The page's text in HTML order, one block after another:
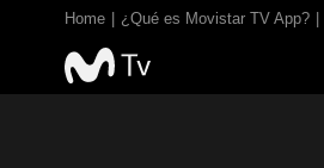
Home ¿Qué es Movistar TV App?